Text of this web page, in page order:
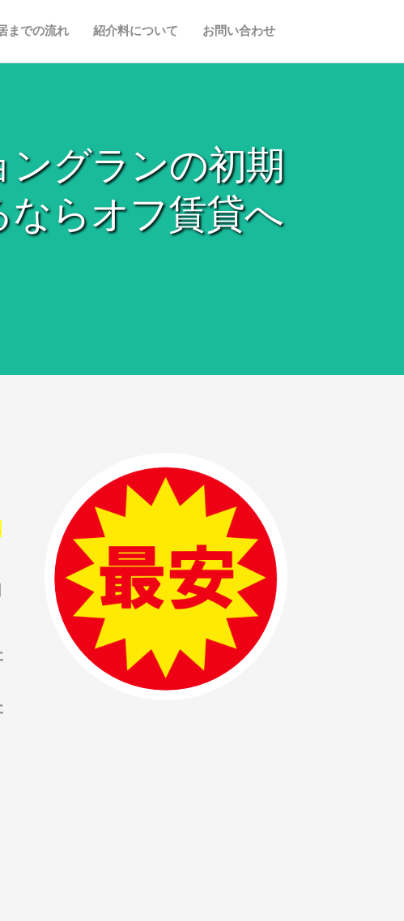
お問い合わせ
紹介料について
までの流れ
ングランの初期
らオフ賃貸へ